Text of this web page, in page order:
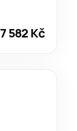
7 582 Kč